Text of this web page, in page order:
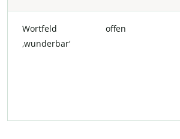
Wortfeld
‚wunderbar‘
offen